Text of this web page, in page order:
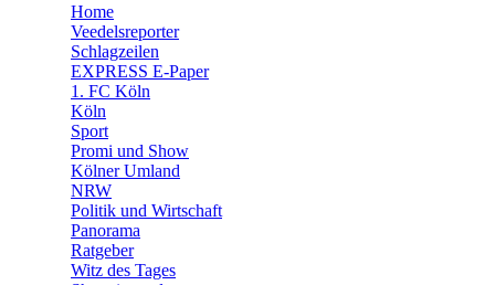
🛒 Shoppingwelt
Home
Veedelsreporter
Schlagzeilen
EXPRESS E-Paper
1. FC Köln
Köln
Sport
Promi und Show
Kölner Umland
NRW
Politik und Wirtschaft
Panorama
Ratgeber
Witz des Tages